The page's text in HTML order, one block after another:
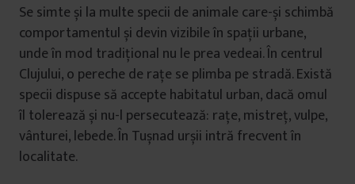
Se simte și la multe specii de animale care-și schimbă
comportamentul și devin vizibile în spații urbane,
unde în mod tradițional nu le prea vedeai. În centrul
Clujului, o pereche de rațe se plimba pe stradă. Există
specii dispuse să accepte habitatul urban, dacă omul
îl tolerează și nu-l persecutează: rațe, mistreț, vulpe,
vânturei, lebede. În Tușnad urșii intră frecvent în
localitate.